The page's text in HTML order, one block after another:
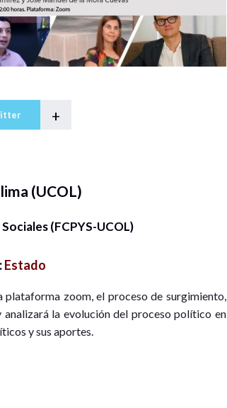
+
(UCOL)
(FCPYS-UCOL)
Estado
plataforma zoom, el proceso de surgimiento,
la evolución del proceso político en
y sus aportes.